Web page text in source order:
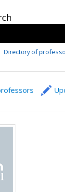
Directory of